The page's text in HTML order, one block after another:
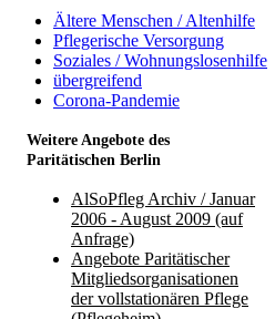
Ältere Menschen / Altenhilfe
Pflegerische Versorgung
Soziales / Wohnungslosenhilfe
übergreifend
Corona-Pandemie
Weitere Angebote des
Paritätischen Berlin
AlSoPfleg Archiv / Januar
2006 - August 2009 (auf
Anfrage)
Angebote Paritätischer
Mitgliedsorganisationen
der vollstationären Pflege